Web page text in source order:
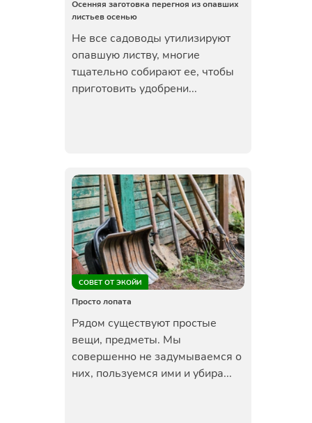
Осенняя заготовка перегноя из опавших
листьев осенью
Не все садоводы утилизируют
опавшую листву, многие
тщательно собирают ее, чтобы
приготовить удобрени...
СОВЕТ ОТ ЭКОЙИ
Просто лопата
Рядом существуют простые
вещи, предметы. Мы
совершенно не задумываемся о
них, пользуемся ими и убира...